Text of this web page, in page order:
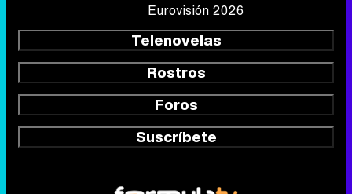
Eurovisión 2026
Telenovelas
Rostros
Foros
Suscríbete